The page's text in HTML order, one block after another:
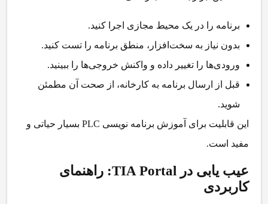
برنامه را در یک محیط مجازی اجرا کنید.
بدون نیاز به سخت‌افزار، منطق برنامه را تست کنید.
ورودی‌ها را تغییر داده و واکنش خروجی‌ها را ببینید.
قبل از ارسال برنامه به کارخانه، از صحت آن مطمئن
شوید.
این قابلیت برای آموزش برنامه نویسی PLC بسیار حیاتی و
مفید است.
عیب یابی در TIA Portal: راهنمای
کاربردی